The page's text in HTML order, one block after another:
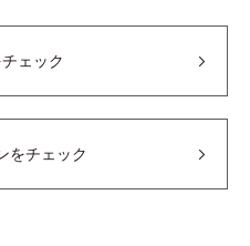
ェック
をチェック